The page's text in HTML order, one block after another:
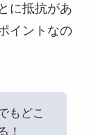
に抵抗があ
イントなの
もどこ
！